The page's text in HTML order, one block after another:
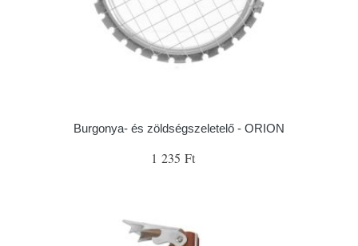
Burgonya- és zöldségszeletelő - ORION
1 235 Ft